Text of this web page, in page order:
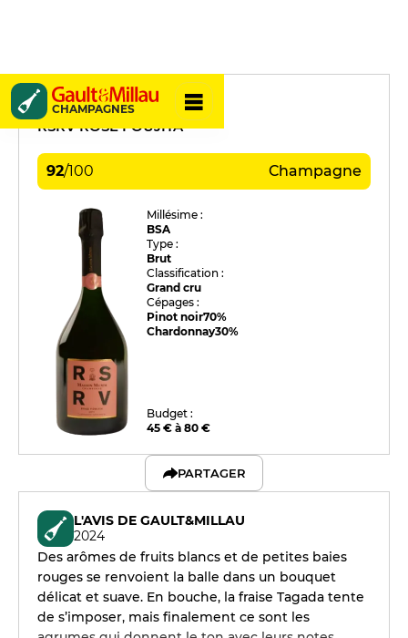
CHAMPAGNES
Mumm
RSRV ROSÉ FOUJITA
92/100 Champagne
Millésime :
BSA
Type :
Brut
Classification :
Grand cru
Cépages :
Pinot noir70%
Chardonnay30%
Budget :
45 € à 80 €
PARTAGER
L'AVIS DE GAULT&MILLAU
2024
Des arômes de fruits blancs et de petites baies
rouges se renvoient la balle dans un bouquet
délicat et suave. En bouche, la fraise Tagada tente
de s’imposer, mais finalement ce sont les